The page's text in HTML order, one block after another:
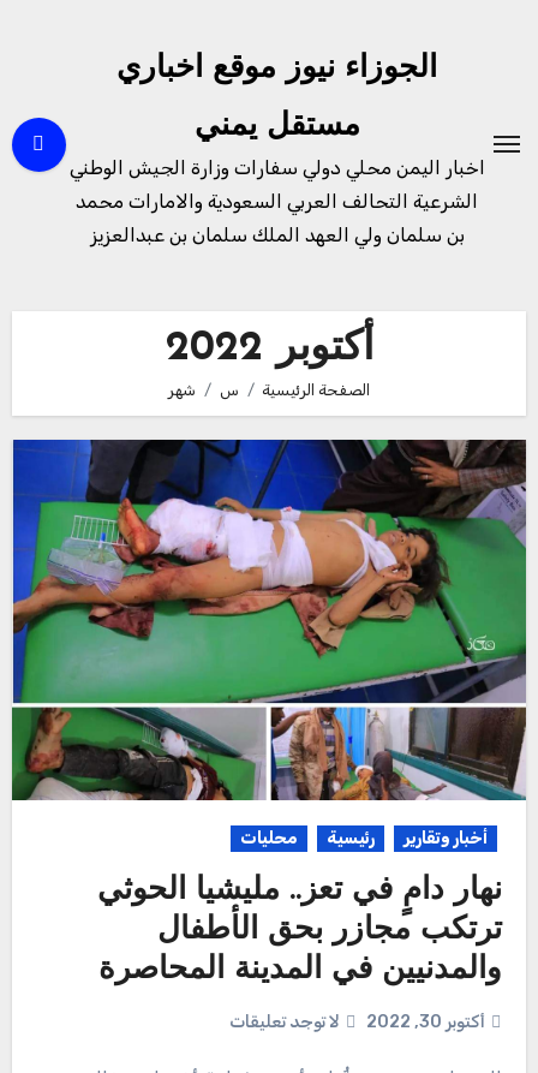
الجوزاء نيوز موقع اخباري
مستقل يمني
اخبار اليمن محلي دولي سفارات وزارة الجيش الوطني
الشرعية التحالف العربي السعودية والامارات محمد
بن سلمان ولي العهد الملك سلمان بن عبدالعزيز
أكتوبر 2022
الصفحة الرئيسية س شهر
أخبار وتقارير رئيسية محليات
نهار دامٍ في تعز.. مليشيا الحوثي
ترتكب مجازر بحق الأطفال
والمدنيين في المدينة المحاصرة
أكتوبر 30, 2022 لا توجد تعليقات